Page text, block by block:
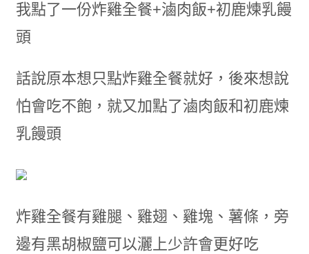
我點了一份炸雞全餐+滷肉飯+初鹿煉乳饅
頭
話說原本想只點炸雞全餐就好 ， 後來想說
怕會吃不飽 ， 就又加點了滷肉飯和初鹿煉
乳饅頭
炸雞全餐有雞腿 、 雞翅 、 雞塊、 薯條 ， 旁
邊有黑胡椒鹽可以灑上少許會更好吃